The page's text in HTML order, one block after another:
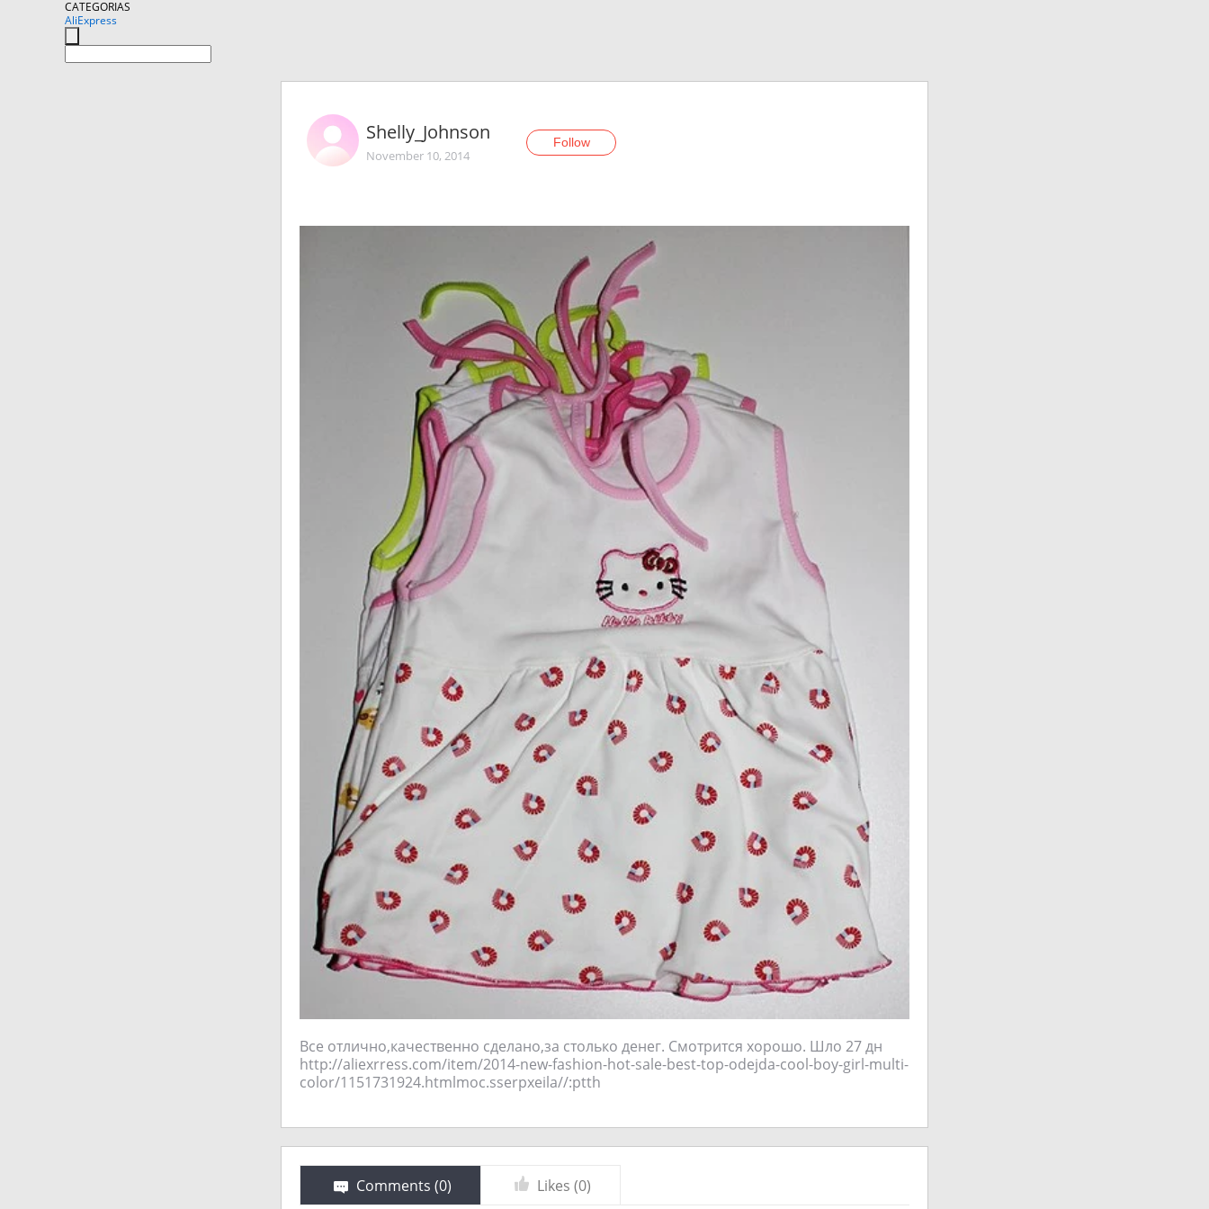
CATEGORIAS
AliExpress
Shelly_Johnson
November 10, 2014
Follow
Все отлично,качественно сделано,за столько денег. Смотрится хорошо. Шло 27 дн
http://aliexrress.com/item/2014-new-fashion-hot-sale-best-top-odejda-cool-boy-girl-multi-
color/1151731924.html‮http://aliexpress.com
Comments (0) Likes (0)